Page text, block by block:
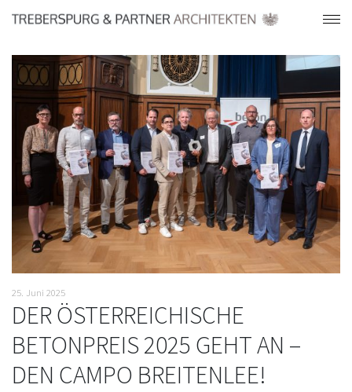
25. Juni 2025
DER ÖSTERREICHISCHE
BETONPREIS 2025 GEHT AN –
DEN CAMPO BREITENLEE!